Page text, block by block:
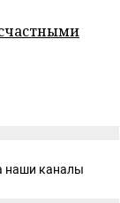
наши каналы